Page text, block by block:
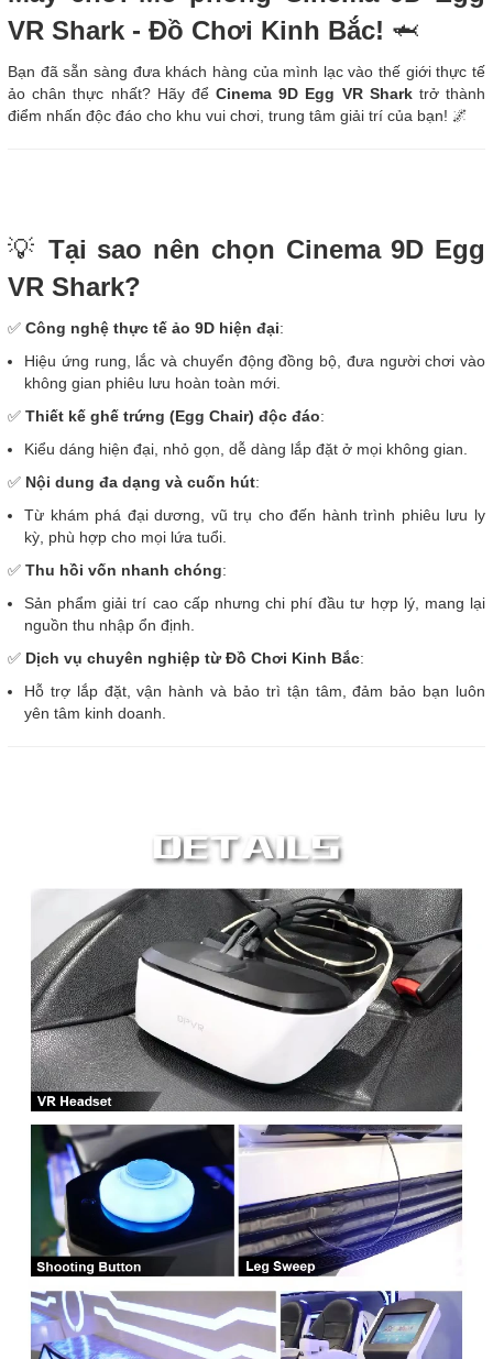
VR Shark - Đồ Chơi Kinh Bắc! 🦈
Bạn đã sẵn sàng đưa khách hàng của mình lạc vào thế giới thực tế
ảo chân thực nhất? Hãy để Cinema 9D Egg VR Sharktrở thành
điểm nhấn độc đáo cho khu vui chơi, trung tâm giải trí của bạn! 🌌
💡 Tại sao nên chọn Cinema 9D Egg
VR Shark?
✅ Công nghệ thực tế ảo 9D hiện đại:
Hiệu ứng rung, lắc và chuyển động đồng bộ, đưa người chơi vào
không gian phiêu lưu hoàn toàn mới.
✅ Thiết kế ghế trứng (Egg Chair) độc đáo:
Kiểu dáng hiện đại, nhỏ gọn, dễ dàng lắp đặt ở mọi không gian.
✅ Nội dung đa dạng và cuốn hút:
Từ khám phá đại dương, vũ trụ cho đến hành trình phiêu lưu ly
kỳ, phù hợp cho mọi lứa tuổi.
✅ Thu hồi vốn nhanh chóng:
Sản phẩm giải trí cao cấp nhưng chi phí đầu tư hợp lý, mang lại
nguồn thu nhập ổn định.
✅ Dịch vụ chuyên nghiệp từ Đồ Chơi Kinh Bắc:
Hỗ trợ lắp đặt, vận hành và bảo trì tận tâm, đảm bảo bạn luôn
yên tâm kinh doanh.